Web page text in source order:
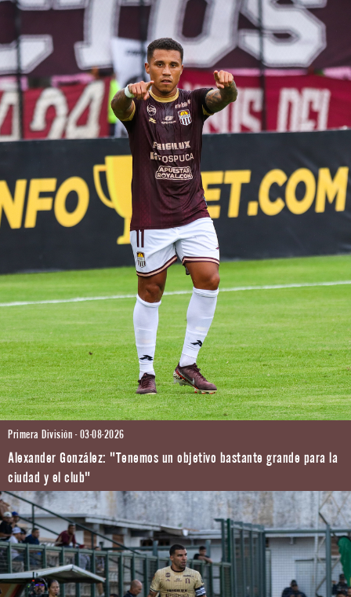
Primera División - 03-08-2026
Alexander González: "Tenemos un objetivo bastante grande para la
ciudad y el club"